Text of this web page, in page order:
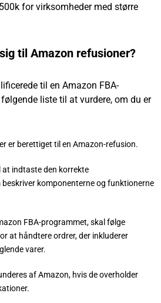
for virksomheder med større
til Amazon refusioner?
til en Amazon FBA-
liste til at vurdere, om du er
er berettiget til en Amazon-refusion.
indtaste den korrekte
komponenterne og funktionerne
FBA-programmet, skal følge
at håndtere ordrer, der inkluderer
varer.
af Amazon, hvis de overholder